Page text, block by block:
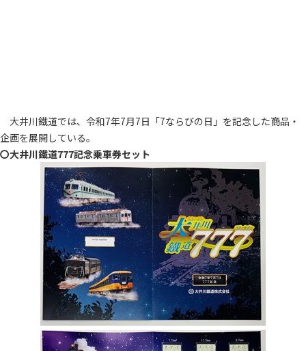
大井川鐵道では、令和7年7月7日「7ならびの日」を記念した商品・
企画を展開している。
〇大井川鐵道777記念乗車券セット